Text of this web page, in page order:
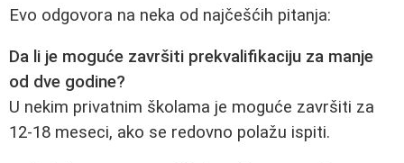
Evo odgovora na neka od najčešćih pitanja:
Da li je moguće završiti prekvalifikaciju za manje
od dve godine?
U nekim privatnim školama je moguće završiti za
12-18 meseci, ako se redovno polažu ispiti.